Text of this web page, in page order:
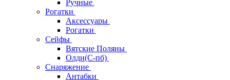
Ручные
Рогатки
Аксессуары
Рогатки
Сейфы
Вятские Поляны
Олди(С-пб)
Снаряжение
Антабки